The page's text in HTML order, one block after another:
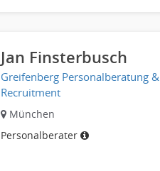
Jan Finsterbusch
Greifenberg Personalberatung &
Recruitment
München
Personalberater